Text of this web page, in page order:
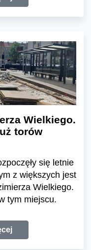
Wielkiego.
torów
się letnie
z większych jest
Wielkiego.
tym miejscu.